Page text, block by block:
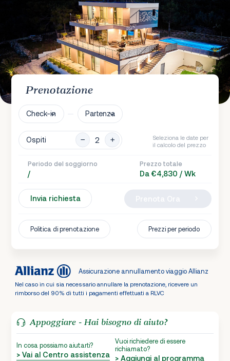
Prenotazione
Check-in Partenza
Ospiti
Seleziona le date per
il calcolo del prezzo
Periodo del soggiorno
/
Prezzo totale
Da €4,830 / Wk
Invia richiesta
Politica di prenotazione Prezzi per periodo
Assicurazione annullamento viaggio Allianz
Nel caso in cui sia necessario annullare la prenotazione, ricevere un
rimborso del 90% di tutti i pagamenti effettuati a RLVC
Appoggiare - Hai bisogno di aiuto?
In cosa possiamo aiutarti?
> Vai al Centro assistenza
Vuoi richiedere di essere
richiamato?
> Aggiungi al programma